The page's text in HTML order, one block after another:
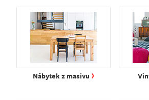
Nábytek z masivu ›